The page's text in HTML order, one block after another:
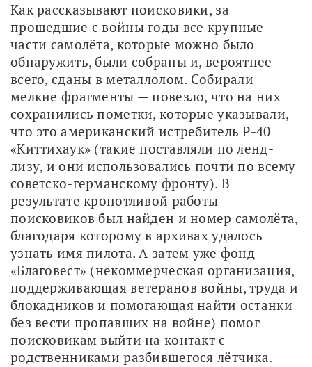
Как рассказывают поисковики, за
прошедшие с войны годы все крупные
части самолёта, которые можно было
обнаружить, были собраны и, вероятнее
всего, сданы в металлолом. Собирали
мелкие фрагменты — повезло, что на них
сохранились пометки, которые указывали,
что это американский истребитель Р-40
«Киттихаук» (такие поставляли по ленд-
лизу, и они использовались почти по всему
советско-германскому фронту). В
результате кропотливой работы
поисковиков был найден и номер самолёта,
благодаря которому в архивах удалось
узнать имя пилота. А затем уже фонд
«Благовест» (некоммерческая организация,
поддерживающая ветеранов войны, труда и
блокадников и помогающая найти останки
без вести пропавших на войне) помог
поисковикам выйти на контакт с
родственниками разбившегося лётчика.